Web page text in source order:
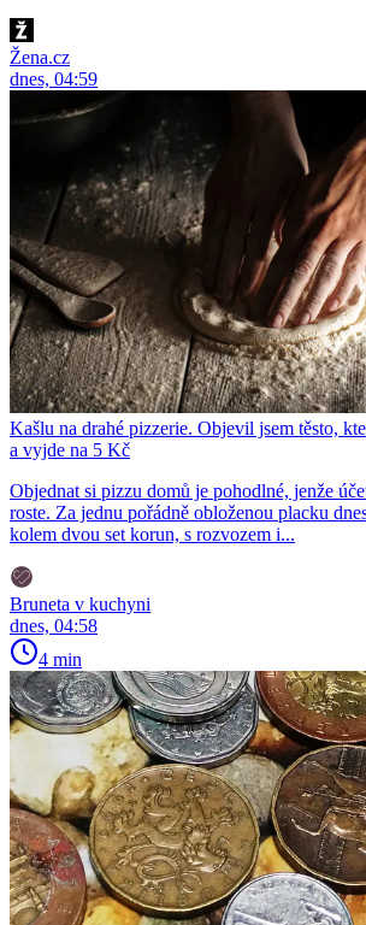
Žena.cz
dnes, 04:59
Kašlu na drahé pizzerie. Objevil jsem těsto,
a vyjde na 5 Kč
Objednat si pizzu domů je pohodlné, jenže
roste. Za jednu pořádně obloženou placku
kolem dvou set korun, s rozvozem i...
Bruneta v kuchyni
dnes, 04:58
4 min